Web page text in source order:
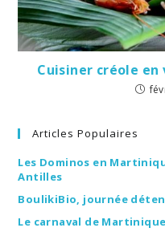
Cuisiner créole en
Articles Populaires
Les Dominos en
Antilles
BoulikiBio, journée
Le carnaval de Martinique